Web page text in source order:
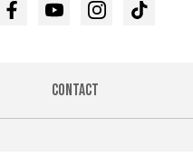
FacebookYoutubeInstagramTikTok
Contact